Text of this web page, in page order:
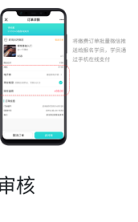
核